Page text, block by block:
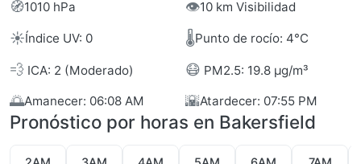
🧭1010 hPa 👁️10 km Visibilidad
☀️Índice UV: 0 🌡️Punto de rocío: 4°C
💨 ICA: 2 (Moderado) 😷 PM2.5: 19.8 µg/m³
🌅Amanecer: 06:08 AM 🌇Atardecer: 07:55 PM
Pronóstico por horas en Bakersfield